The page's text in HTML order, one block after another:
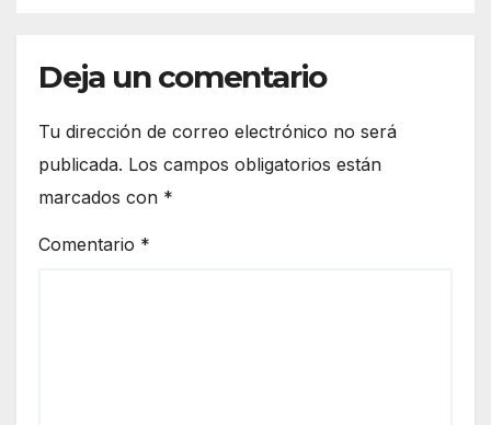
Deja un comentario
Tu dirección de correo electrónico no será
publicada. Los campos obligatorios están
marcados con *
Comentario *